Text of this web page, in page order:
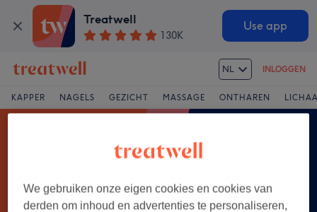
Treatwell
130K
Use app
NL INLOGGEN
KAPPER NAGELS GEZICHT MASSAGE ONTHAREN
We gebruiken onze eigen cookies en cookies van
derden om inhoud en advertenties te personaliseren,